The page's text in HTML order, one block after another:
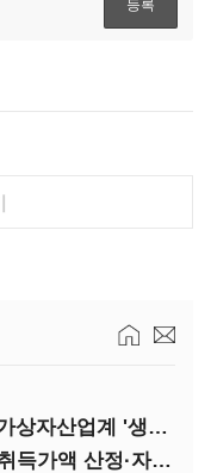
높아진 부채비율 200% 문턱…가상자산업계 '생존 시험대'
내년 코인 과세 강행…관건은 '취득가액 산정·자산 이동'